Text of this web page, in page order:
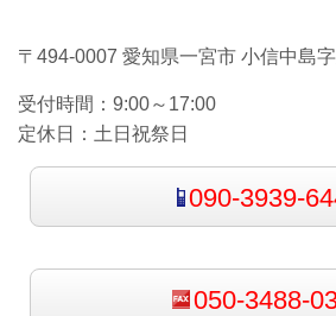
〒494-0007 愛知県一宮市 小信中島
受付時間： 9:00～17:00
定休日： 土日祝祭日
090-3939-
050-3488-